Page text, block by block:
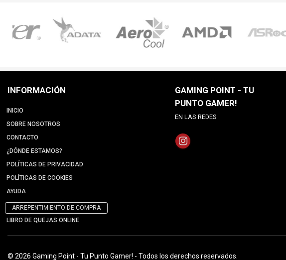
INFORMACIÓN
INICIO
SOBRE NOSOTROS
CONTACTO
¿DÓNDE ESTAMOS?
POLÍTICAS DE PRIVACIDAD
POLÍTICAS DE COOKIES
AYUDA
ARREPENTIMIENTO DE COMPRA
LIBRO DE QUEJAS ONLINE
GAMING POINT - TU
PUNTO GAMER!
EN LAS REDES
© 2026 Gaming Point - Tu Punto Gamer! - Todos los derechos reservados.